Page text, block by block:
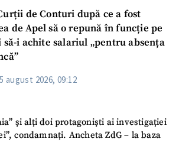
Despre ZdG
на русском
de Conturi după ce a fost
de Apel să o repună în funcție pe
să-i achite salariul „pentru absența
5 august 2026, 09:12
și alți doi protagoniști ai investigației
condamnați. Ancheta ZdG – la baza